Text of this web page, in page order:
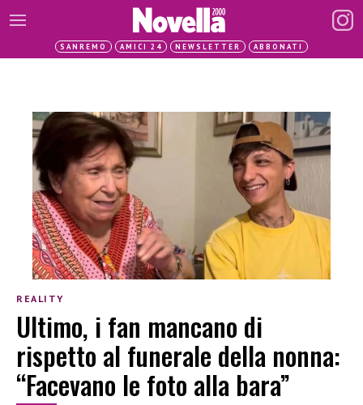
SANREMO AMICI 24 NEWSLETTER ABBONATI
REALITY
Ultimo, i fan mancano di
rispetto al funerale della nonna:
“Facevano le foto alla bara”